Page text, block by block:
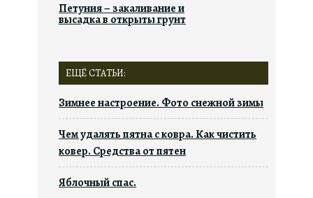
Петуния – закаливание и
высадка в открыты грунт
ЕЩЁ СТАТЬИ:
Зимнее настроение. Фото снежной зимы
Чем удалять пятна с ковра. Как чистить
ковер. Средства от пятен
Яблочный спас.